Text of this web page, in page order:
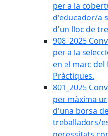
per a la
d'educador/a
d'un lloc de
908_2025
per a la
en el marc del
Pràctiques.
801_2025
per màxima
d'una borsa
treballadors/